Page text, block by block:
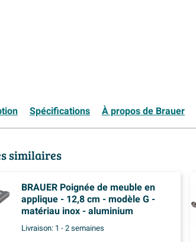
Spécifications À propos de Brauer
similaires
BRAUER Poignée de meuble en
applique - 12,8 cm - modèle G -
matériau inox - aluminium
Livraison: 1 - 2 semaines